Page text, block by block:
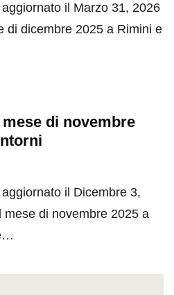
il Marzo 31, 2026
di dicembre 2025 a Rimini e
di novembre
il Dicembre 3,
mese di novembre 2025 a